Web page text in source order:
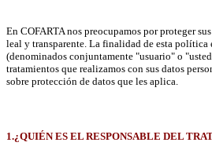
En COFARTA nos preocupamos por proteger
leal y transparente. La finalidad de esta política
(denominados conjuntamente "usuario" o
tratamientos que realizamos con sus datos
sobre protección de datos que les aplica.
1.¿QUIÉN ES EL RESPONSABLE DEL